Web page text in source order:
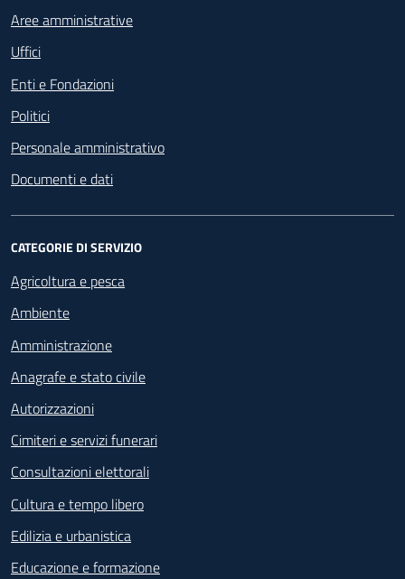
Aree amministrative
Uffici
Enti e Fondazioni
Politici
Personale amministrativo
Documenti e dati
CATEGORIE DI SERVIZIO
Agricoltura e pesca
Ambiente
Amministrazione
Anagrafe e stato civile
Autorizzazioni
Cimiteri e servizi funerari
Consultazioni elettorali
Cultura e tempo libero
Edilizia e urbanistica
Educazione e formazione